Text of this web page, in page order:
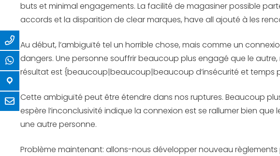
buts et minimal engagements. La facilité de magasiner possible
accords et la disparition de clear marques, have all ajouté à les
Au début, l’ambiguïté tel un horrible chose, mais comme un
dangers. Une personne souffrir beaucoup plus engagé que le
résultat est {beaucoup|beaucoup|beaucoup d’insécurité et temps
Cette ambiguïté peut être étendre dans nos ruptures. Beaucoup
espère l’inconclusivité indique la connexion est se rallumer bien
une autre personne.
Problème maintenant: allons-nous développer nouveau